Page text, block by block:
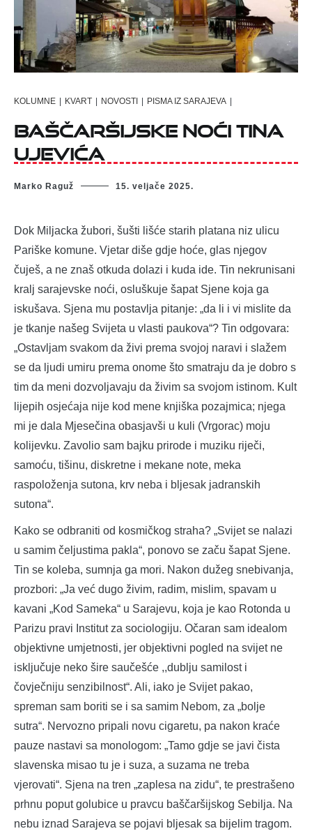
KOLUMNE | KVART | NOVOSTI | PISMA IZ SARAJEVA |
Baščaršijske noći Tina
Ujevića
Marko Raguž 15. veljače 2025.
Dok Miljacka žubori, šušti lišće starih platana niz ulicu
Pariške komune. Vjetar diše gdje hoće, glas njegov
čuješ, a ne znaš otkuda dolazi i kuda ide. Tin nekrunisani
kralj sarajevske noći, osluškuje šapat Sjene koja ga
iskušava. Sjena mu postavlja pitanje: „da li i vi mislite da
je tkanje našeg Svijeta u vlasti paukova“? Tin odgovara:
„Ostavljam svakom da živi prema svojoj naravi i slažem
se da ljudi umiru prema onome što smatraju da je dobro s
tim da meni dozvoljavaju da živim sa svojom istinom. Kult
lijepih osjećaja nije kod mene knjiška pozajmica; njega
mi je dala Mjesečina obasjavši u kuli (Vrgorac) moju
kolijevku. Zavolio sam bajku prirode i muziku riječi,
samoću, tišinu, diskretne i mekane note, meka
raspoloženja sutona, krv neba i bljesak jadranskih
sutona“.
Kako se odbraniti od kosmičkog straha? „Svijet se nalazi
u samim čeljustima pakla“, ponovo se začu šapat Sjene.
Tin se koleba, sumnja ga mori. Nakon dužeg snebivanja,
prozbori: „Ja već dugo živim, radim, mislim, spavam u
kavani „Kod Sameka“ u Sarajevu, koja je kao Rotonda u
Parizu pravi Institut za sociologiju. Očaran sam idealom
objektivne umjetnosti, jer objektivni pogled na svijet ne
isključuje neko šire saučešće ,,dublju samilost i
čovječniju senzibilnost“. Ali, iako je Svijet pakao,
spreman sam boriti se i sa samim Nebom, za „bolje
sutra“. Nervozno pripali novu cigaretu, pa nakon kraće
pauze nastavi sa monologom: „Tamo gdje se javi čista
slavenska misao tu je i suza, a suzama ne treba
vjerovati“. Sjena na tren „zaplesa na zidu“, te prestrašeno
prhnu poput golubice u pravcu baščaršijskog Sebilja. Na
nebu iznad Sarajeva se pojavi bljesak sa bijelim tragom.